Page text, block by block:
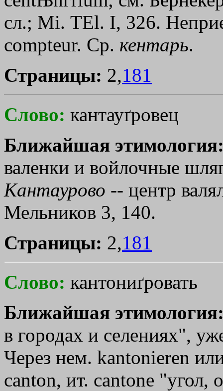
сл.; Мi. ТЕl. I, 326.
соmрtеur. Ср. кентарь.
Страницы: 2,181
Слово: кантауґровец
Ближайшая
валенки и войлочные
Кантаурово -- центр
Мельников 3, 140.
Страницы: 2,181
Слово: кантониґровать
Ближайшая
в городах и селениях",
Через нем. kantonieren
саntоn, ит. саntоnе "угол,